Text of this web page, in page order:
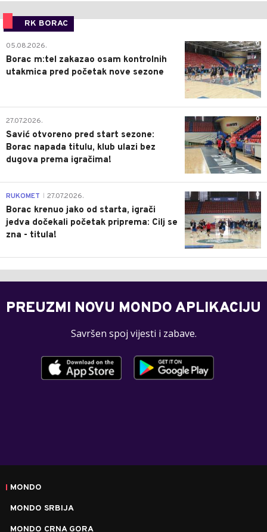
RK BORAC
0
05.08.2026.
Borac m:tel zakazao osam kontrolnih
utakmica pred početak nove sezone
0
27.07.2026.
Savić otvoreno pred start sezone:
Borac napada titulu, klub ulazi bez
dugova prema igračima!
0
RUKOMET 27.07.2026.
Borac krenuo jako od starta, igrači
jedva dočekali početak priprema: Cilj se
zna - titula!
PREUZMI NOVU MONDO APLIKACIJU
Savršen spoj vijesti i zabave.
MONDO
MONDO SRBIJA
MONDO CRNA GORA